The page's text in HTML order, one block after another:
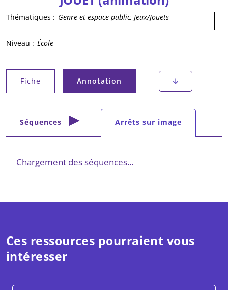
Thématiques : Genre et espace public, Jeux/Jouets
Niveau : École
Onglets principaux
Fiche Annotation
(onglet actif)
Onglets secondaires
Séquences Arrêts sur image
(onglet actif)
Chargement des séquences...
Ces ressources pourraient vous
intéresser